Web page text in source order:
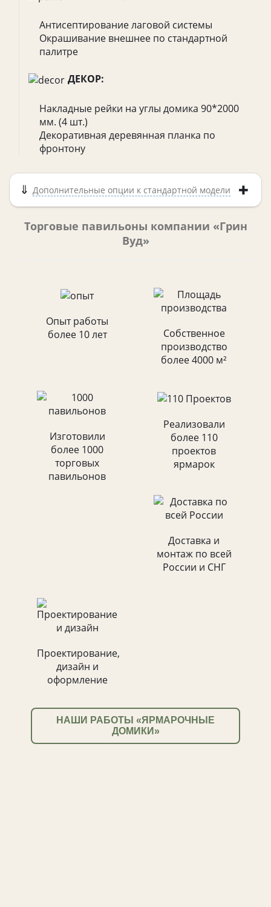
Антисептирование лаговой системы
Окрашивание внешнее по стандартной
палитре
ДЕКОР:
Накладные рейки на углы домика 90*2000
мм. (4 шт.)
Декоративная деревянная планка по
фронтону
Дополнительные опции к стандартной модели
Торговые павильоны компании «Грин
Вуд»
Опыт работы
более 10 лет
Собственное
производство
более 4000 м²
Изготовили
более 1000
торговых
павильонов
Реализовали
более 110
проектов
ярмарок
Доставка и
монтаж по всей
России и СНГ
Проектирование,
дизайн и
оформление
НАШИ РАБОТЫ «ЯРМАРОЧНЫЕ
ДОМИКИ»